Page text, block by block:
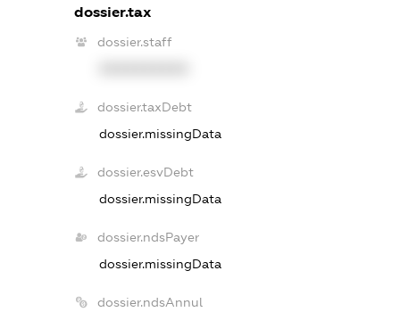
dossier.tax
dossier.staff
dossier.taxDebt
dossier.missingData
dossier.esvDebt
dossier.missingData
dossier.ndsPayer
dossier.missingData
dossier.ndsAnnul